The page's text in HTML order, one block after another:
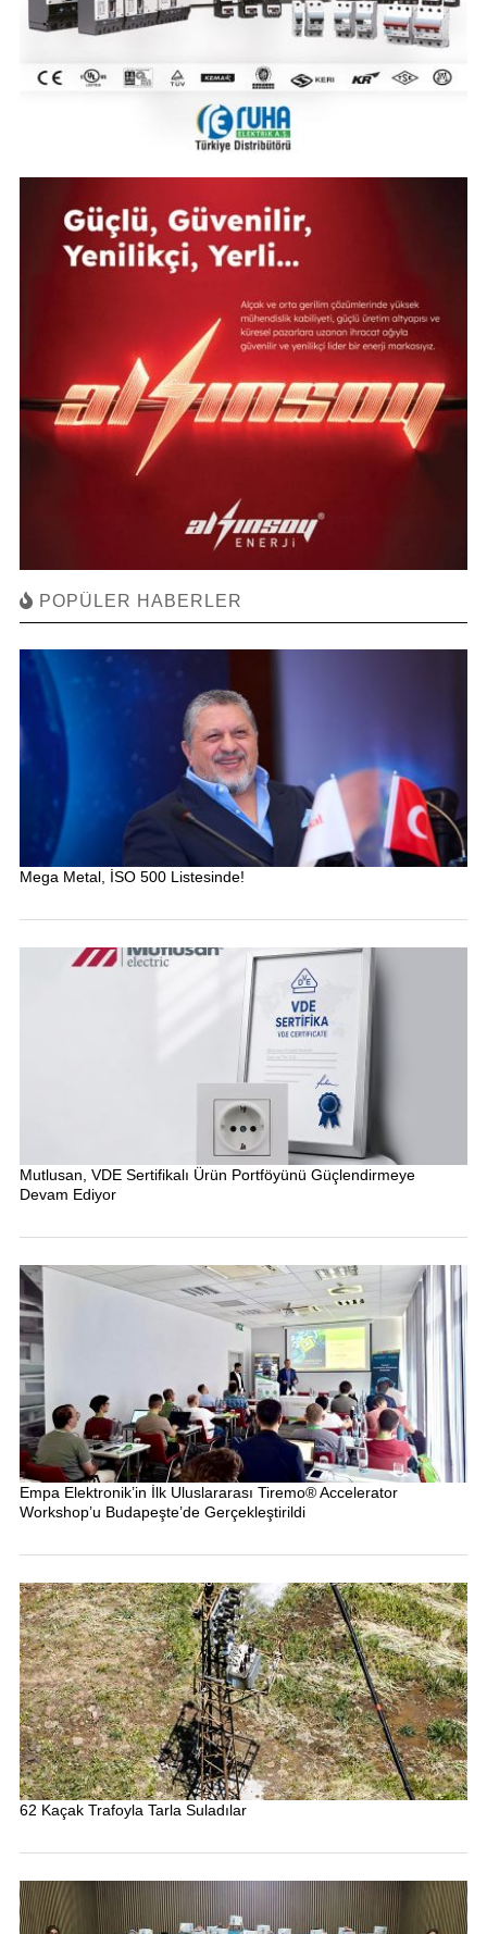
POPÜLER HABERLER
Mega Metal, İSO 500 Listesinde!
Mutlusan, VDE Sertifikalı Ürün Portföyünü Güçlendirmeye
Devam Ediyor
Empa Elektronik’in İlk Uluslararası Tiremo® Accelerator
Workshop’u Budapeşte’de Gerçekleştirildi
62 Kaçak Trafoyla Tarla Suladılar